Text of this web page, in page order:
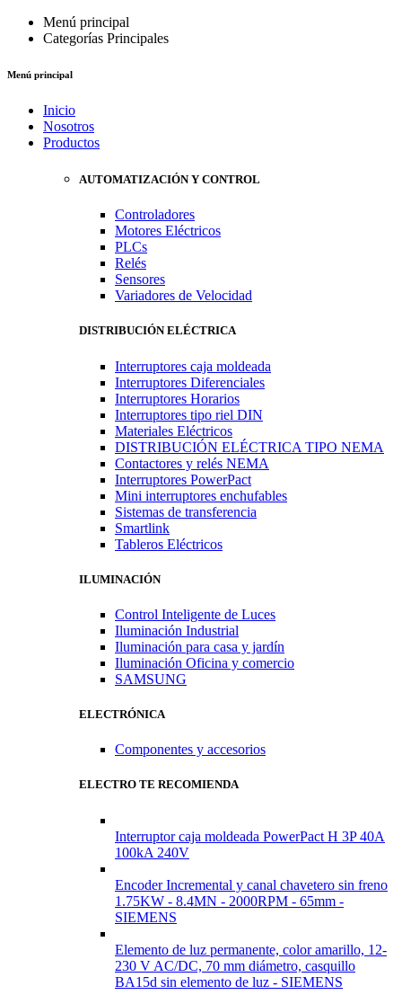
Menú principal
Categorías Principales
Menú principal
Inicio
Nosotros
Productos
AUTOMATIZACIÓN Y CONTROL
Controladores
Motores Eléctricos
PLCs
Relés
Sensores
Variadores de Velocidad
DISTRIBUCIÓN ELÉCTRICA
Interruptores caja moldeada
Interruptores Diferenciales
Interruptores Horarios
Interruptores tipo riel DIN
Materiales Eléctricos
DISTRIBUCIÓN ELÉCTRICA TIPO NEMA
Contactores y relés NEMA
Interruptores PowerPact
Mini interruptores enchufables
Sistemas de transferencia
Smartlink
Tableros Eléctricos
ILUMINACIÓN
Control Inteligente de Luces
Iluminación Industrial
Iluminación para casa y jardín
Iluminación Oficina y comercio
SAMSUNG
ELECTRÓNICA
Componentes y accesorios
ELECTRO TE RECOMIENDA
Interruptor caja moldeada PowerPact H 3P 40A
100kA 240V
Encoder Incremental y canal chavetero sin freno
1.75KW - 8.4MN - 2000RPM - 65mm -
SIEMENS
Elemento de luz permanente, color amarillo, 12-
230 V AC/DC, 70 mm diámetro, casquillo
BA15d sin elemento de luz - SIEMENS